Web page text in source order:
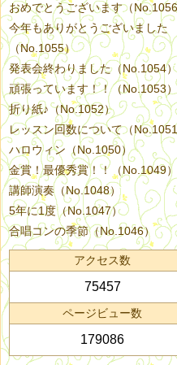
おめでとうございます（
今年もありがとうございました
（No.1055）
発表会終わりました（No.1054）
頑張っています！！（No.1053）
折り紙♪（No.1052）
レッスン回数について（
ハロウィン（No.1050）
金賞！最優秀賞！！（No.1049）
講師演奏（No.1048）
5年に1度（No.1047）
合唱コンの季節（No.1046）
アクセス数
75457
ページビュー数
179086